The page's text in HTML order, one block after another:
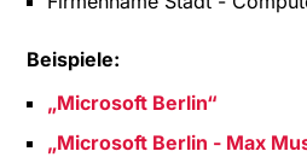
Beispiele:
Microsoft Berlin
Microsoft Berlin - Max